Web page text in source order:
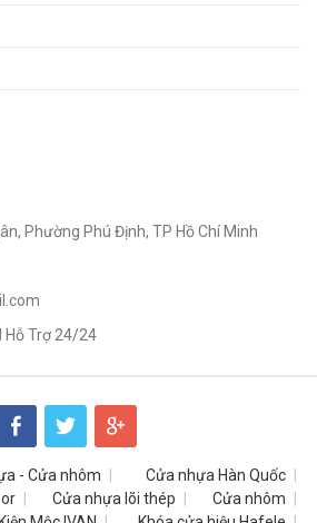
Phường Phú Định, TP Hồ Chí Minh
Hỗ Trợ 24/24
- Cửa nhôm
Cửa nhựa Hàn Quốc
Cửa nhựa lõi thép
Cửa nhôm